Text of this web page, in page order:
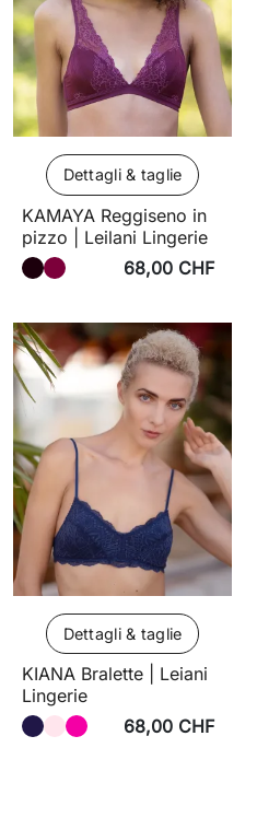
Dettagli & taglie
KAMAYA Reggiseno in
pizzo | Leilani Lingerie
68,00 CHF
Dettagli & taglie
KIANA Bralette | Leiani
Lingerie
68,00 CHF